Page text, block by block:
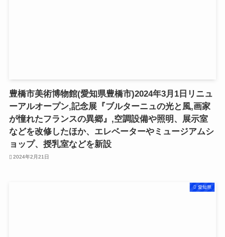
豊橋市美術博物館(愛知県豊橋市)2024年3月1日リニュ
ーアルオープン,記念展『ブルターニュの光と風,画家
が憧れたフランスの異郷』,空調設備や照明、展示室
などを改修したほか、エレベーターやミュージアムシ
ョップ、授乳室などを新設
2024年2月21日
愛知県